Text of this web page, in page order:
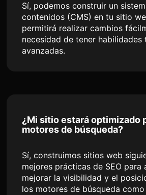
Sí, podemos construir un
contenidos (CMS) en tu sitio
permitirá realizar cambios
necesidad de tener habilidades
avanzadas.
¿Mi sitio estará optimizado
motores de búsqueda?
Sí, construimos sitios web
mejores prácticas de SEO para
mejorar la visibilidad y el
los motores de búsqueda